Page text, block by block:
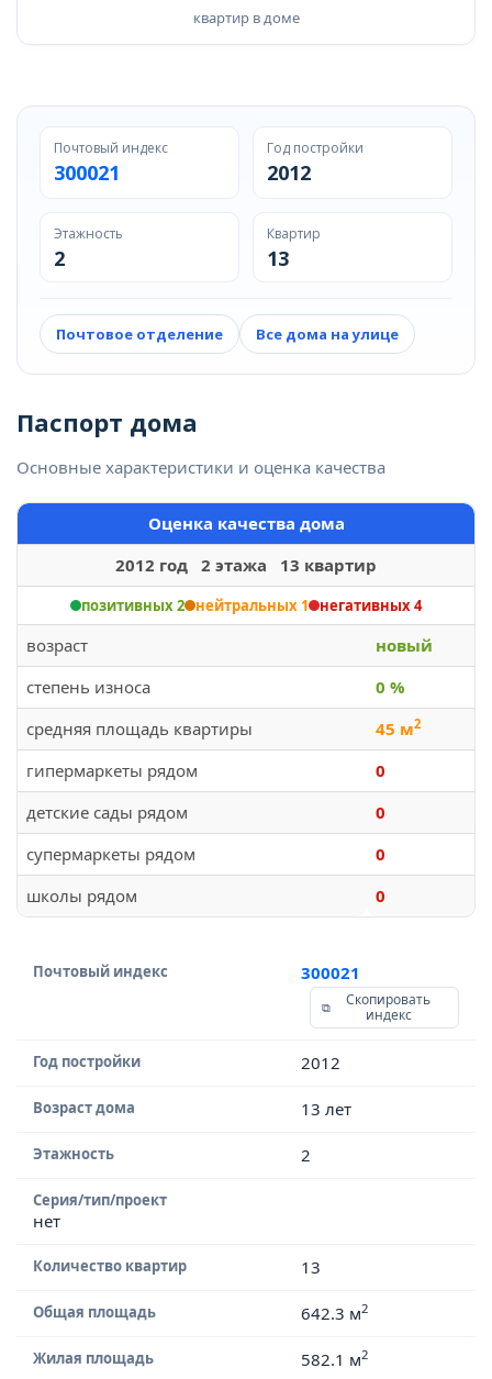
квартир в доме
Почтовый индекс
300021
Год постройки
2012
Этажность
2
Квартир
13
Почтовое отделение Все дома на улице
Паспорт дома
Основные характеристики и оценка качества
Оценка качества дома
2012 год 2 этажа 13 квартир
позитивных 2 нейтральных 1 негативных 4
возраст
новый
степень износа
0 %
средняя площадь квартиры
45 м2
гипермаркеты рядом
0
детские сады рядом
0
супермаркеты рядом
0
школы рядом
0
Почтовый индекс 300021
Скопировать
индекс
Год постройки 2012
Возраст дома 13 лет
Этажность 2
Серия/тип/проект
нет
Количество квартир 13
Общая площадь 642.3 м2
Жилая площадь 582.1 м2